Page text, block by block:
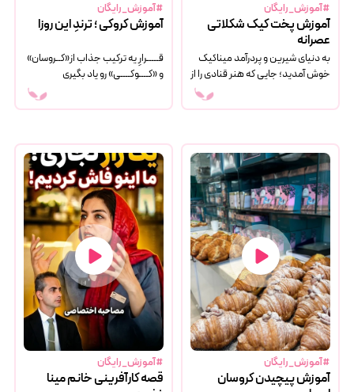
#آموزش_رایگان
آموزش پخت کیک شکلاتی
عصرانه
به دنیای شیرین و پردرآمد میناکیک
خوش آمدید؛ جایی که هنر قنادی را از
صفر تا صد یاد می گیرید و آن را به یک
کسب وکار خانگی سودآور تبدیل می
#آموزش_رایگان
آموزش کروکی ؛ ترندِ این روزا
قـــــرارِ یه ترکیب جذاب از«کــروسان»
و «کــــوکــــی» رو یاد بگیری
#آموزش_رایگان
آموزش پیچیدن کروسان
#آموزش_رایگان
قصه کارآفرینی خانم مینا